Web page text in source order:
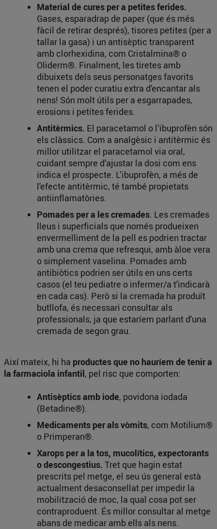
Material de cures per a petites ferides.
Gases, esparadrap de paper (que és més
fàcil de retirar després), tisores petites (per a
tallar la gasa) i un antisèptic transparent
amb clorhexidina, com Cristalmina® o
Oliderm®. Finalment, les tiretes amb
dibuixets dels seus personatges favorits
tenen el poder curatiu extra d'encantar als
nens! Són molt útils per a esgarrapades,
erosions i petites ferides.
Antitèrmics. El paracetamol o l’ibuprofèn són
els clàssics. Com a analgèsic i antitèrmic és
millor utilitzar el paracetamol via oral,
cuidant sempre d'ajustar la dosi com ens
indica el prospecte. L’ibuprofèn, a més de
l'efecte antitèrmic, té també propietats
antiinflamatòries.
Pomades per a les cremades. Les cremades
lleus i superficials que només produeixen
envermelliment de la pell es podrien tractar
amb una crema que refresqui, amb àloe vera
o simplement vaselina. Pomades amb
antibiòtics podrien ser útils en uns certs
casos (el teu pediatre o infermer/a t'indicarà
en cada cas). Però si la cremada ha produït
butllofa, és necessari consultar als
professionals, ja que estaríem parlant d'una
cremada de segon grau.
Així mateix, hi ha productes que no hauríem de tenir a
la farmaciola infantil, pel risc que comporten:
Antisèptics amb iode, povidona iodada
(Betadine®).
Medicaments per als vòmits, com Motilium®
o Primperan®.
Xarops per a la tos, mucolítics, expectorants
o descongestius. Tret que hagin estat
prescrits pel metge, el seu ús general està
actualment desaconsellat per impedir la
mobilització de moc, la qual cosa pot ser
contraproduent. És millor consultar al metge
abans de medicar amb ells als nens.